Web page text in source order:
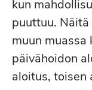
kun
puuttuu.
muun muassa
päivähoidon
aloitus, toisen